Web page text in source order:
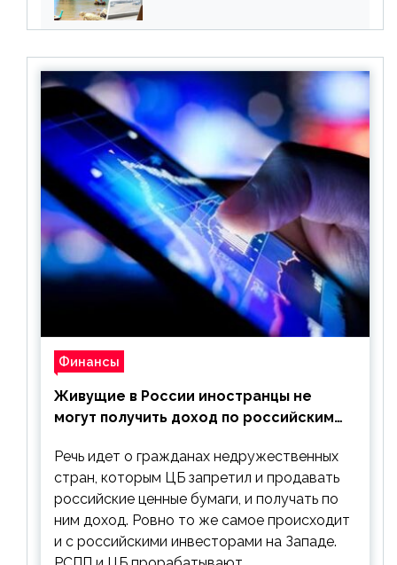
Финансы
Живущие в России иностранцы не
могут получить доход по российским
Речь идет о гражданах недружественных
стран, которым ЦБ запретил и продавать
российские ценные бумаги, и получать по
ним доход. Ровно то же самое происходит
и с российскими инвесторами на Западе.